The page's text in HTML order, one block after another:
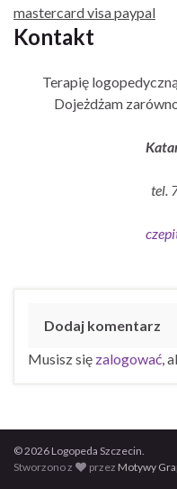
mastercard visa paypal
Kontakt
Terapię
Dojeżdżam
tel.
Dodaj komentarz
Musisz się zalogować ,
© 2026 Logopeda Szczecin.
Stworzono z
przez Motywy